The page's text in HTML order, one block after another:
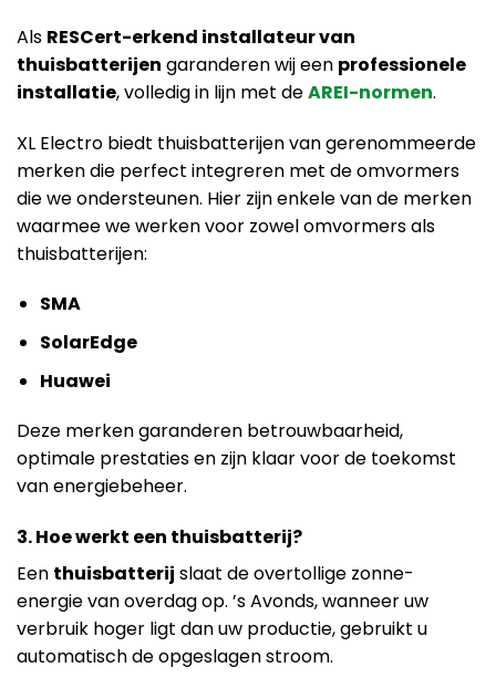
Als RESCert-erkend installateur van
thuisbatterijen garanderen wij een professionele
installatie, volledig in lijn met deAREI-normen.
XL Electro biedt thuisbatterijen van gerenommeerde
merken die perfect integreren met de omvormers
die we ondersteunen. Hier zijn enkele van de merken
waarmee we werken voor zowel omvormers als
thuisbatterijen:
SMA
SolarEdge
Huawei
Deze merken garanderen betrouwbaarheid,
optimale prestaties en zijn klaar voor de toekomst
van energiebeheer.
3. Hoe werkt een thuisbatterij?
Een thuisbatterij slaat de overtollige zonne-
energie van overdag op. ’s Avonds, wanneer uw
verbruik hoger ligt dan uw productie, gebruikt u
automatisch de opgeslagen stroom.